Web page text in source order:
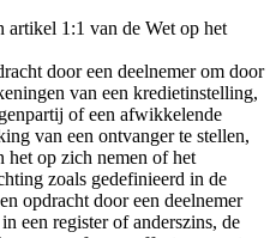
artikel 1:1 van de Wet op het
door een deelnemer om door
van een kredietinstelling,
of een afwikkelende
van een ontvanger te stellen,
het op zich nemen of het
zoals gedefinieerd in de
opdracht door een deelnemer
een register of anderszins, de